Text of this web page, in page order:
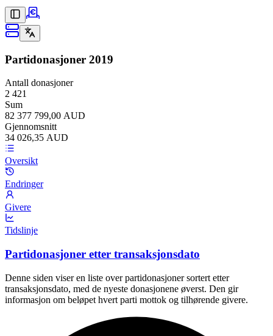
Partidonasjoner 2019
Antall donasjoner
2 421
Sum
82 377 799,00 AUD
Gjennomsnitt
34 026,35 AUD
Oversikt
Endringer
Givere
Tidslinje
Partidonasjoner etter transaksjonsdato
Denne siden viser en liste over partidonasjoner sortert etter
transaksjonsdato, med de nyeste donasjonene øverst. Den gir
informasjon om beløpet hvert parti mottok og tilhørende givere.